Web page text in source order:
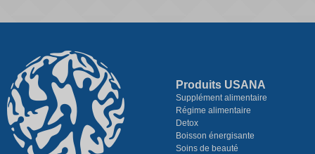
Produits USANA
Supplément alimentaire
Régime alimentaire
Detox
Boisson énergisante
Soins de beauté